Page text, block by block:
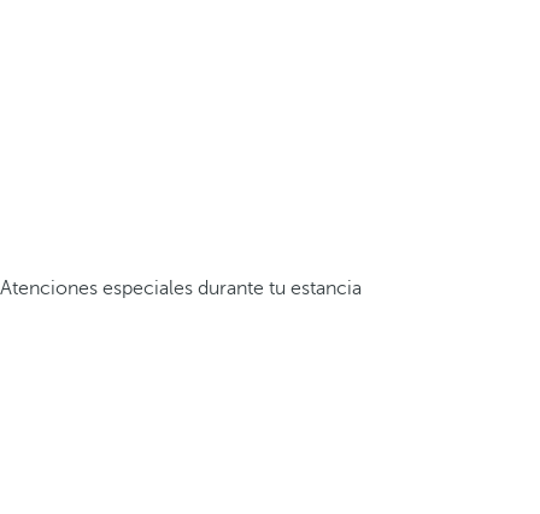
Atenciones especiales durante tu estancia